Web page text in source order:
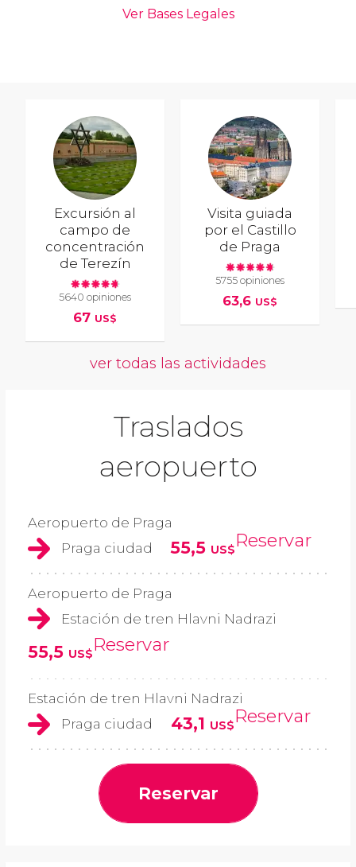
Excursión al
campo de
concentración
de Terezín
5640 opiniones
67 US$
Visita guiada
por el Castillo
de Praga
5755 opiniones
63,6 US$
ver todas las actividades
Traslados
aeropuerto
Aeropuerto de Praga
Praga ciudad
55,5 US$Reservar
Aeropuerto de Praga
Estación de tren Hlavni Nadrazi
55,5 US$Reservar
Estación de tren Hlavni Nadrazi
Praga ciudad
43,1 US$Reservar
Reservar